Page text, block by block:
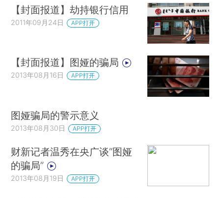
【封面报道】劫持银行信用
2011年09月24日 APP打开
【封面报道】图娅的骗局
2013年08月16日 APP打开
图娅骗局的警示意义
2013年08月30日 APP打开
财新记者温秀在央广谈“图娅
的骗局”
2013年08月19日 APP打开